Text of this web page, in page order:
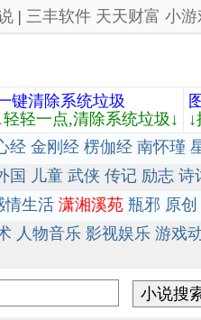
| 三丰软件 天天财富 小游
键清除系统垃圾
轻轻一点,清除系统垃圾↓
经 金刚经 楞伽经 南怀瑾
国 儿童 武侠 传记 励志 诗
情生活 潇湘溪苑 瓶邪 原创
人物音乐 影视娱乐 游戏